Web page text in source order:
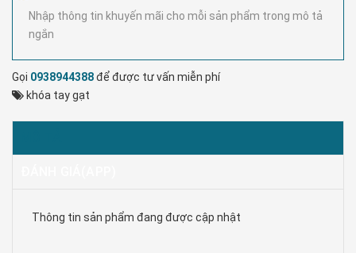
Nhập thông tin khuyến mãi cho mỗi sản phẩm trong mô tả
ngắn
Gọi 0938944388để được tư vấn miễn phí
khóa tay gạt
Thông tin sản phẩm đang được cập nhật